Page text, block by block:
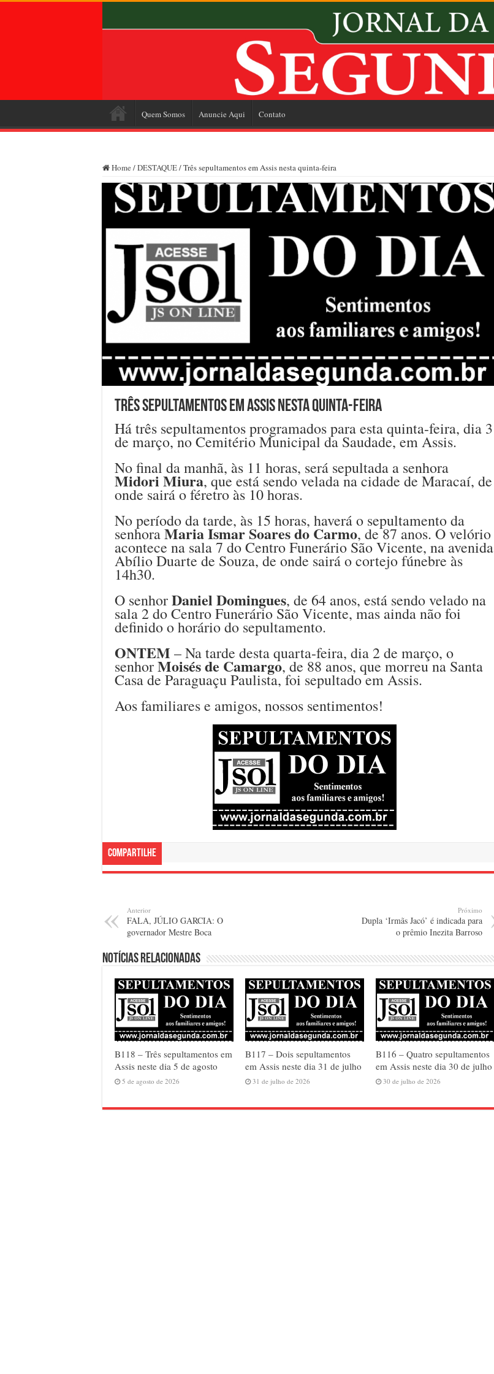
Quem Somos Anuncie Aqui Contato
Home /DESTAQUE/Três sepultamentos em Assis nesta quinta-feira
Três sepultamentos em Assis nesta quinta-feira
Há três sepultamentos programados para esta quinta-feira, dia 3
de março, no Cemitério Municipal da Saudade, em Assis.
No final da manhã, às 11 horas, será sepultada a senhora
Midori Miura, que está sendo velada na cidade de Maracaí, de
onde sairá o féretro às 10 horas.
No período da tarde, às 15 horas, haverá o sepultamento da
senhoraMaria Ismar Soares do Carmo, de 87 anos. O velório
acontece na sala 7 do Centro Funerário São Vicente, na avenida
Abílio Duarte de Souza, de onde sairá o cortejo fúnebre às
14h30.
O senhorDaniel Domingues, de 64 anos, está sendo velado na
sala 2 do Centro Funerário São Vicente, mas ainda não foi
definido o horário do sepultamento.
ONTEM – Na tarde desta quarta-feira, dia 2 de março, o
senhorMoisés de Camargo, de 88 anos, que morreu na Santa
Casa de Paraguaçu Paulista, foi sepultado em Assis.
Aos familiares e amigos, nossos sentimentos!
Compartilhe
Anterior
FALA, JÚLIO GARCIA: O
governador Mestre Boca
Próximo
Dupla ‘Irmãs Jacó’ é indicada para
o prêmio Inezita Barroso
Notícias relacionadas
B118 – Três sepultamentos em
Assis neste dia 5 de agosto
5 de agosto de 2026
B117 – Dois sepultamentos
em Assis neste dia 31 de julho
31 de julho de 2026
B116 – Quatro sepultamentos
em Assis neste dia 30 de julho
30 de julho de 2026